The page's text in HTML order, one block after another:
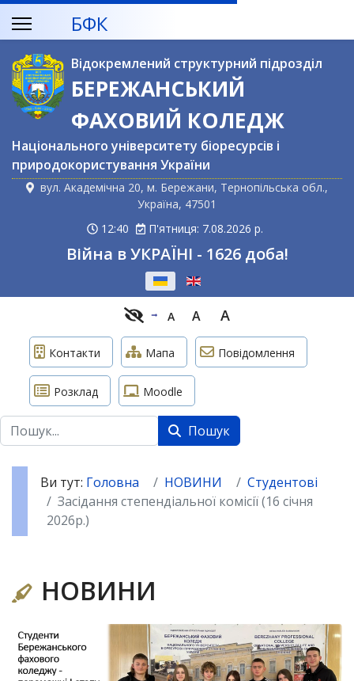
БФК
Відокремлений структурний підрозділ
БЕРЕЖАНСЬКИЙ
ФАХОВИЙ КОЛЕДЖ
Національного університету біоресурсів і
природокористування України
вул. Академічна 20, м. Бережани, Тернопільська обл.,
Україна, 47501
12:40
П'ятниця: 7.08.2026 р.
Війна в УКРАЇНІ - 1626 доба!
A A A
Контакти Мапа Повідомлення
Розклад Moodle
Пошук Пошук
Ви тут: Головна НОВИНИ
Студентові
Засідання степендіальної комісії (16 січня
2026р.)
НОВИНИ